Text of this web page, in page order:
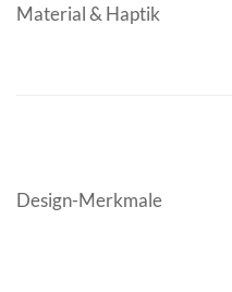
Material & Haptik
Design-Merkmale